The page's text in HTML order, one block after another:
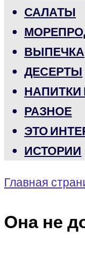
САЛАТЫ
ВЫПЕЧКА
ДЕСЕРТЫ
НАПИТКИ
РАЗНОЕ
ЭТО
ИСТОРИИ
Главная
Она не